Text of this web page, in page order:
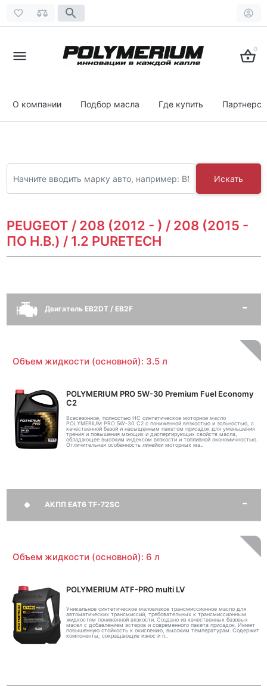
0
О компании Подбор масла Где купить
Искать
PEUGEOT / 208 (2012 - ) / 208 (2015 -
ПО Н.В.) / 1.2 PURETECH
Двигатель EB2DT / EB2F
Объем жидкости (основной): 3.5 л
POLYMERIUM PRO 5W-30 Premium Fuel Economy
С2
Всесезонное, полностью HC синтетическое моторное масло
POLYMERIUM PRO 5W-30 C2 с пониженной вязкостью и зольностью, с
качественной базой и насыщенным пакетом присадок для уменьшения
трения и повышения моющих и диспергирующих свойств масла,
обладающее высоким индексом вязкости и топливной экономичностью.
Отличительная особенность линейки моторных ма..
АКПП EAT6 TF-72SC
Объем жидкости (основной): 6 л
POLYMERIUM ATF-PRO multi LV
Уникальное синтетическое маловязкое трансмиссионное масло для
автоматических трансмиссий, требовательных к трансмиссионным
жидкостям пониженной вязкости. Создано из качественных базовых
масел с добавлением эстеров и современного пакета присадок. Имеет
повышенную стойкость к окислению, высоким температурам. Содержит
компоненты, сокращающие износ и п..